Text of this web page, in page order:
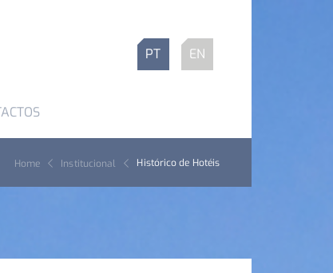
PT EN
Home Institucional Histórico de Hotéis